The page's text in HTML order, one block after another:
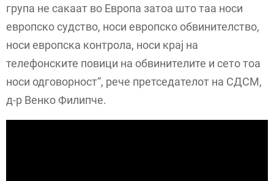
група не сакаат во Европа затоа што таа носи
европско судство, носи европско обвинителство,
носи европска контрола, носи крај на
телефонските повици на обвинителите и сето тоа
носи одговорност“, рече претседателот на СДСМ,
д-р Венко Филипче.